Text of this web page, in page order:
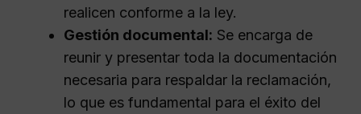
realicen conforme a la ley.
Gestión documental: Se encarga de
reunir y presentar toda la documentación
necesaria para respaldar la reclamación,
lo que es fundamental para el éxito del